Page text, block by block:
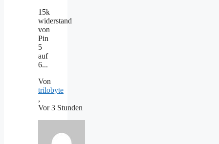
15k
widerstand
von
Pin
5
auf
6...
Von
trilobyte
,
Vor 3 Stunden